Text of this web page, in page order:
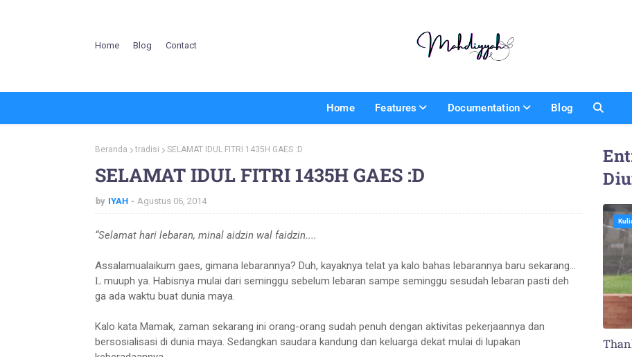
Home Blog Contact
Home Features Documentation Blog
Beranda tradisi SELAMAT IDUL FITRI 1435H GAES :D
SELAMAT IDUL FITRI 1435H GAES :D
by IYAH Agustus 06, 2014
“Selamat hari lebaran, minal aidzin wal faidzin....
Assalamualaikum gaes, gimana lebarannya? Duh, kayaknya telat ya kalo bahas lebarannya baru sekarang...
L muuph ya. Habisnya mulai dari seminggu sebelum lebaran sampe seminggu sesudah lebaran pasti deh
ga ada waktu buat dunia maya.
Kalo kata Mamak, zaman sekarang ini orang-orang sudah penuh dengan aktivitas pekerjaannya dan
bersosialisasi di dunia maya. Sedangkan saudara kandung dan keluarga dekat mulai di lupakan